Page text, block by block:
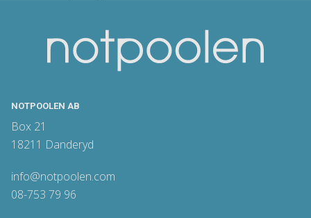
NOTPOOLEN AB
Box 21
18211 Danderyd
info@notpoolen.com
08-753 79 96